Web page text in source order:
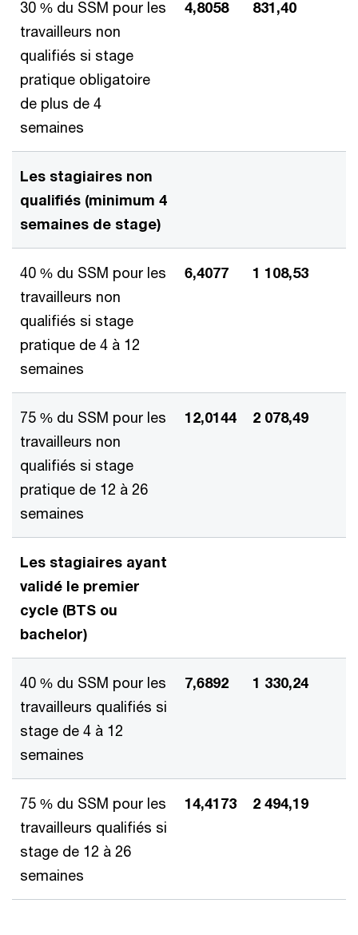
30 % du SSM pour les
travailleurs non
qualifiés si stage
pratique obligatoire
de plus de 4
semaines
4,8058 831,40
Les stagiaires non
qualifiés (minimum 4
semaines de stage)
40 % du SSM pour les
travailleurs non
qualifiés si stage
pratique de 4 à 12
semaines
6,4077 1 108,53
75 % du SSM pour les
travailleurs non
qualifiés si stage
pratique de 12 à 26
semaines
12,0144 2 078,49
Les stagiaires ayant
validé le premier
cycle (BTS ou
bachelor)
40 % du SSM pour les
travailleurs qualifiés si
stage de 4 à 12
semaines
7,6892 1 330,24
75 % du SSM pour les
travailleurs qualifiés si
stage de 12 à 26
semaines
14,4173 2 494,19